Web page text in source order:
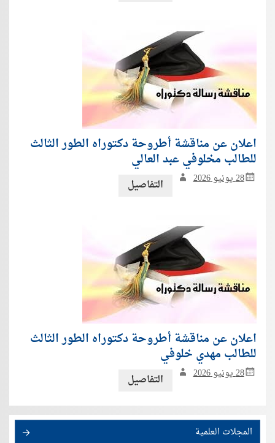
اعلان عن مناقشة أطروحة دكتوراه الطور الثالث
للطالب مخلوفي عبد العالي
28 يونيو 2026 التفاصيل
اعلان عن مناقشة أطروحة دكتوراه الطور الثالث
للطالب مهدي خلوفي
28 يونيو 2026 التفاصيل
المجلات العلمية